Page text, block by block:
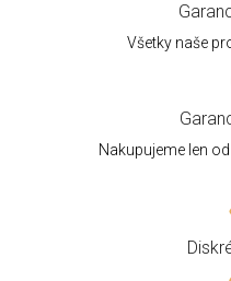
Všetky naše
Nakupujeme len